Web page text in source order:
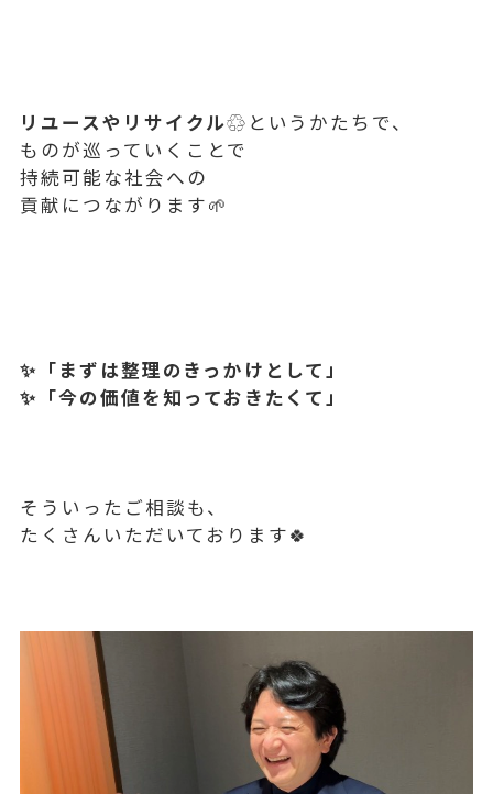
リユースやリサイクル♲ というかたちで、
ものが巡っていくことで
持続可能な社会への
貢献につながります🌱
✨「まずは整理のきっかけとして」
✨「今の価値を知っておきたくて」
そういったご相談も、
たくさんいただいております🍀